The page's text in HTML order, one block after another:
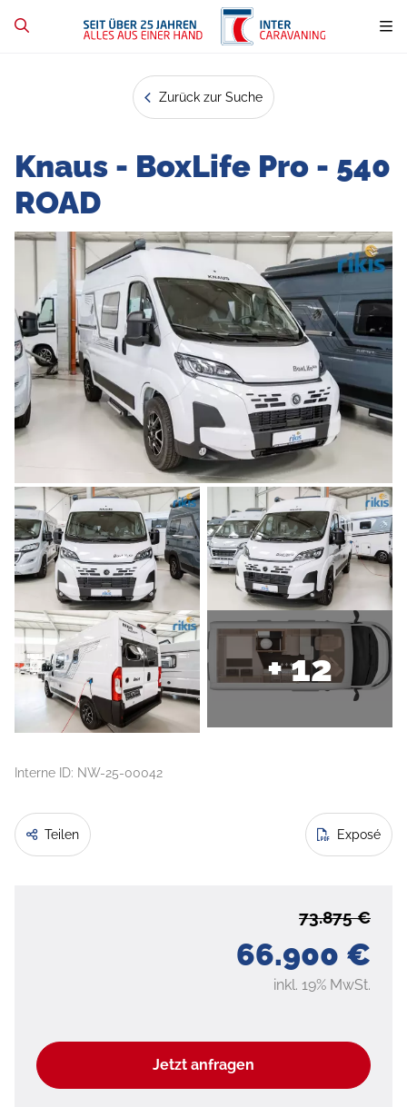
Zurück zur Suche
Knaus - BoxLife Pro - 540
ROAD
+ 12
Interne ID: NW-25-00042
Teilen Exposé
66.900 €
73.875 €
inkl. 19% MwSt.
Jetzt anfragen